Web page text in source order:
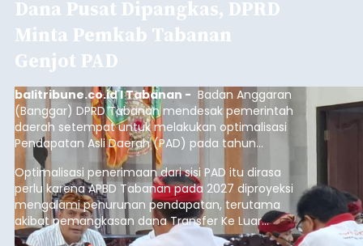
Dana Pusat Dipangkas, DPRD
Minta Pemkab Tabanan
Genjot PAD
balitribune.co.id I Tabanan - Badan Anggaran
(Banggar) DPRD Tabanan mendesak pemerintah
daerah setempat untuk melakukan optimalisasi
Pendapatan Asli Daerah (PAD) pada tahun
anggaran 2027.
Optimalisasi penerimaan dari sisi PAD itu dirasa
perlu karena APBD Tabanan pada 2027 diproyeksi
mengalami penurunan pendapatan, terutama
akibat pemangkasan dana Transfer Ke Luar
Daerah (TKD) dari pemerintah pusat.